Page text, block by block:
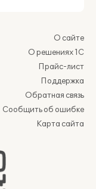
О сайте
О решениях 1С
Прайс-лист
Поддержка
Обратная связь
Сообщить об ошибке
Карта сайта